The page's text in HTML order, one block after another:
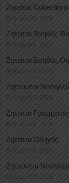
Ζητείται
August 6, 2026
Ζητείται Βοηθός
August 5, 2026
Ζητείται Βοηθός
August 5, 2026
Ζητούνται
August 5, 2026
Ζητείται
August 5, 2026
Ζητείται Οδηγός
August 5, 2026
Ζητούνται
August 5, 2026